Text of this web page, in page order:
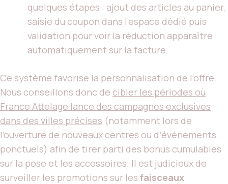
quelques étapes : ajout des articles au panier,
saisie du coupon dans l’espace dédié puis
validation pour voir la réduction apparaître
automatiquement sur la facture.
Ce système favorise la personnalisation de l’offre.
Nous conseillons donc de cibler les périodes où
France Attelage lance des campagnes exclusives
dans des villes précises (notamment lors de
l’ouverture de nouveaux centres ou d’événements
ponctuels) afin de tirer parti des bonus cumulables
sur la pose et les accessoires. Il est judicieux de
surveiller les promotions sur les faisceaux